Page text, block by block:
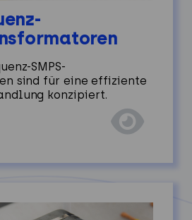
SMPS-
sind für eine effiziente
konzipiert.